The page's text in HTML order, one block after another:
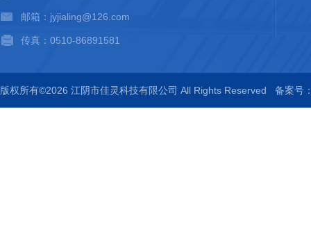
邮箱：jyjialing@126.com
传真：0510-86891581
版权所有©2026 江阴市佳灵科技有限公司 All Rights Reserved 备案号